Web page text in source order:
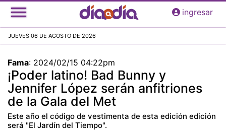
Pasar
al
principal
ingresar
JUEVES 06 DE AGOSTO DE 2026
Fama: 2024/02/15 04:22pm
¡Poder latino! Bad Bunny y
Jennifer López serán anfitriones
de la Gala del Met
Este año el código de vestimenta de esta edición edición
será "El Jardín del Tiempo".